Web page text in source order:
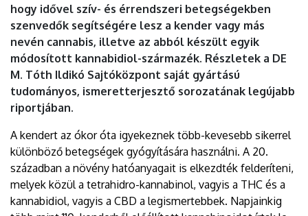
hogy idővel szív- és érrendszeri betegségekben
szenvedők segítségére lesz a kender vagy más
nevén cannabis, illetve az abból készült egyik
módosított kannabidiol-származék. Részletek a DE
M. Tóth Ildikó Sajtóközpont saját gyártású
tudományos, ismeretterjesztő sorozatának legújabb
riportjában.
A kendert az ókor óta igyekeznek több-kevesebb sikerrel
különböző betegségek gyógyítására használni. A 20.
században a növény hatóanyagait is elkezdték felderíteni,
melyek közül a tetrahidro-kannabinol, vagyis a THC és a
kannabidiol, vagyis a CBD a legismertebbek. Napjainkig